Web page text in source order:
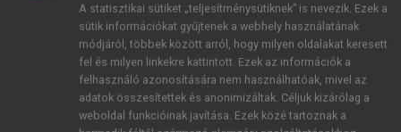
Hazug korrespondencia-
mondatok egy buridáni
rendszerben
A statisztikai sütiket „teljesítménysütiknek” is nevezik. Ezek a
sütik információkat gyűjtenek a webhely használatának
módjáról, többek között arról, hogy milyen oldalakat keresett
fel és milyen linkekre kattintott. Ezek az információk a
felhasználó azonosítására nem használhatóak, mivel az
adatok összesítettek és anonimizáltak. Céljuk kizárólag a
weboldal funkcióinak javítása. Ezek közé tartoznak a